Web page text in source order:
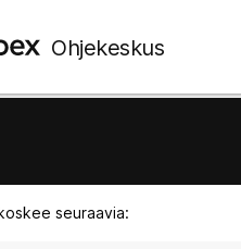
Ohjekeskus
seuraavia: